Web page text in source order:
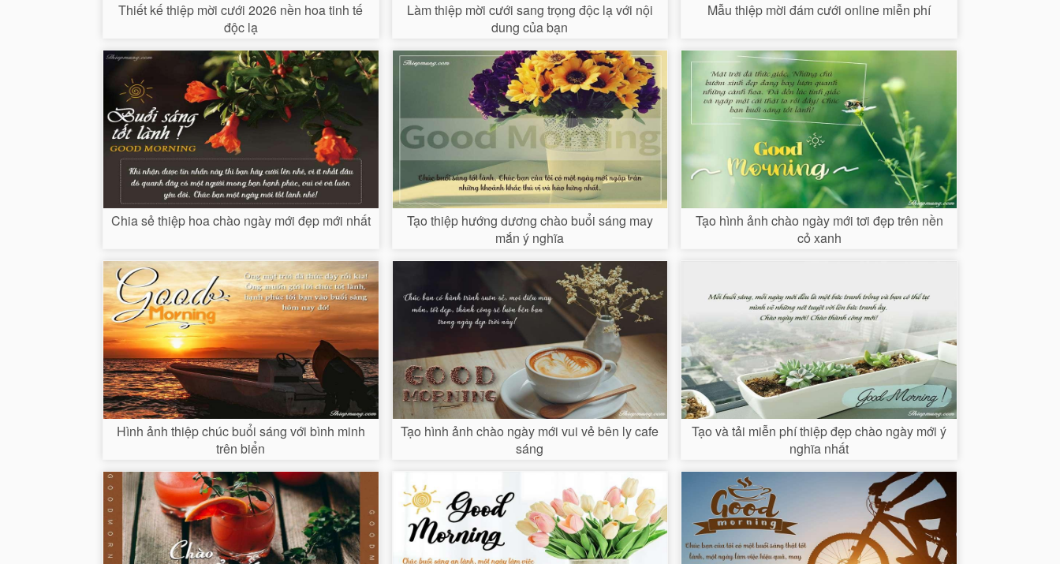
Thiết kế thiệp mời cưới 2026 nền hoa tinh tế
độc lạ
Làm thiệp mời cưới sang trọng độc lạ với nội
dung của bạn
Mẫu thiệp mời đám cưới online miễn phí
Chia sẻ thiệp hoa chào ngày mới đẹp mới nhất
Tạo thiệp hướng dương chào buổi sáng may
mắn ý nghĩa
Tạo hình ảnh chào ngày mới tơi đẹp trên nền
cỏ xanh
Hình ảnh thiệp chúc buổi sáng với bình minh
trên biển
Tạo hình ảnh chào ngày mới vui vẻ bên ly cafe
sáng
Tạo và tải miễn phí thiệp đẹp chào ngày mới ý
nghĩa nhất